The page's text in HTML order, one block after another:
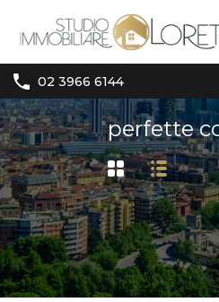
02 3966 6144
perfette